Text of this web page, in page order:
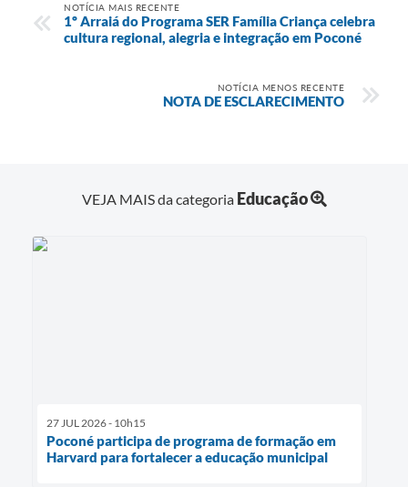
NOTÍCIA MAIS RECENTE
1º Arraiá do Programa SER Família Criança celebra
cultura regional, alegria e integração em Poconé
NOTÍCIA MENOS RECENTE
NOTA DE ESCLARECIMENTO
VEJA MAIS da categoria Educação
27 JUL 2026 - 10h15
Poconé participa de programa de formação em
Harvard para fortalecer a educação municipal